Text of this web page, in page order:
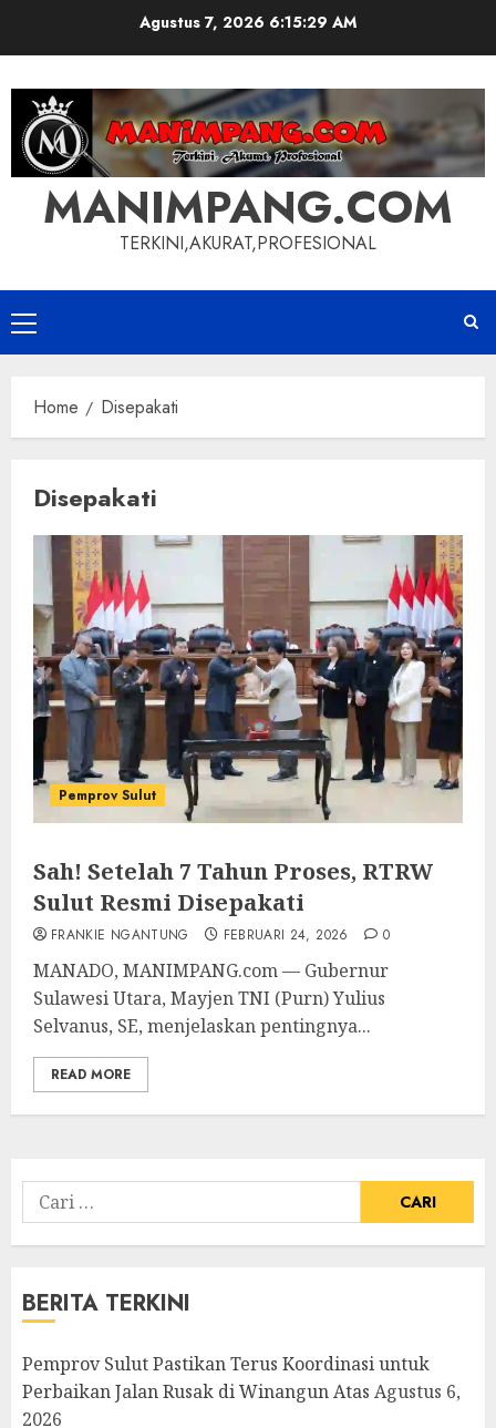
Agustus 7, 2026 6:15:30 AM
MANIMPANG.COM
TERKINI,AKURAT,PROFESIONAL
Primary
Menu
Home Disepakati
Disepakati
Pemprov Sulut
Sah! Setelah 7 Tahun Proses, RTRW
Sulut Resmi Disepakati
FRANKIE NGANTUNG FEBRUARI 24, 2026 0
MANADO, MANIMPANG.com — Gubernur
Sulawesi Utara, Mayjen TNI (Purn) Yulius
Selvanus, SE, menjelaskan pentingnya...
READ MORE
Cari
untuk:
BERITA TERKINI
Pemprov Sulut Pastikan Terus Koordinasi untuk
Perbaikan Jalan Rusak di Winangun Atas Agustus 6,
2026